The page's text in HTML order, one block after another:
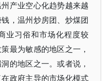
产业空心化趋势越来越
，温州炒房团、炒煤团
业习俗和市场化程度较
最为敏感的地区之一，
的地区之一。或者说，
政府主导的市场化模式